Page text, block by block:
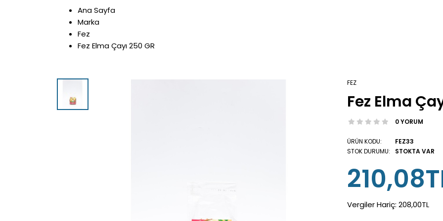
Ana Sayfa
Marka
Fez
Fez Elma Çayı 250 GR
FEZ
Fez Elma
0 YORUM
ÜRÜN KODU:
STOK DURUMU:
FEZ33
STOKTA VAR
Vergiler Hariç: 208,00TL